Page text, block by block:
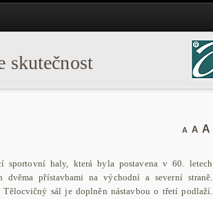
skutečnost
A A A
sportovní haly, která byla postavena v 60. letech
přístavbami na východní a severní straně.
sál je doplněn nástavbou o třetí podlaží.